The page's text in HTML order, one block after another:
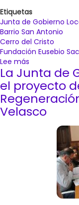
Etiquetas
Junta de Gobierno
Barrio San Antonio
Cerro del Cristo
Fundación Eusebio
Lee más
La
Junta
de
Gobierno
Local
aprobación
La Junta de
el proyecto
Velasco